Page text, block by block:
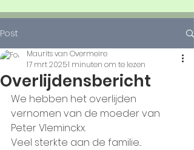
Post
Overlijdensbericht
Maurits van Overmeire
17 mrt 20251 minuten om te lezen
We hebben het overlijden
vernomen van de moeder van
Peter Vleminckx.
Veel sterkte aan de familie...